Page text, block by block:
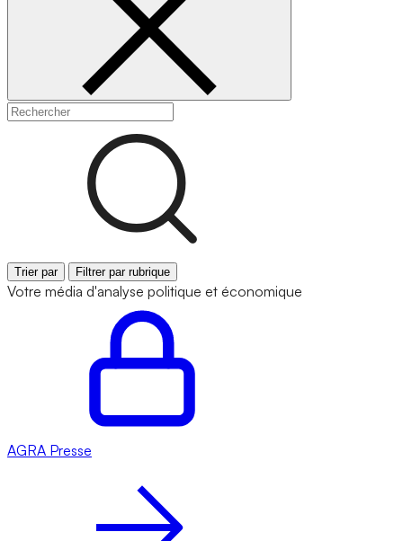
Trier par Filtrer par rubrique
Votre média d'analyse politique et économique
AGRA Presse